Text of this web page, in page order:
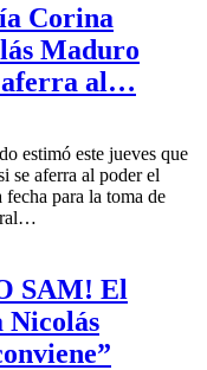
Corina
Maduro
aferra al…
estimó este jueves que
se aferra al poder el
para la toma de
SAM! El
Nicolás